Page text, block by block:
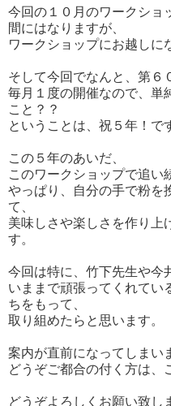
今回の１０月のワークショ
間にはなりますが、
ワークショップにお越しに
そして今回でなんと、第６
毎月１度の開催なので、単
こと？？
ということは、祝５年！で
この５年のあいだ、
このワークショップで追い
やっぱり、自分の手で粉を
て、
美味しさや楽しさを作り上
す。
今回は特に、竹下先生や今
いままで頑張ってくれてい
ちをもって、
取り組めたらと思います。
案内が直前になってしまい
どうぞご都合の付く方は、
どうぞよろしくお願い致し